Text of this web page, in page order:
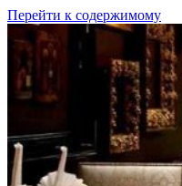
Перейти к содержимому